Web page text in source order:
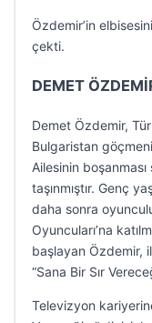
Özdemir’in
çekti.
DEMET
Demet Özdemir,
Bulgaristan
Ailesinin
taşınmıştır. Genç
daha sonra
Oyuncuları’na
başlayan Özdemir,
“Sana Bir Sır
Televizyon